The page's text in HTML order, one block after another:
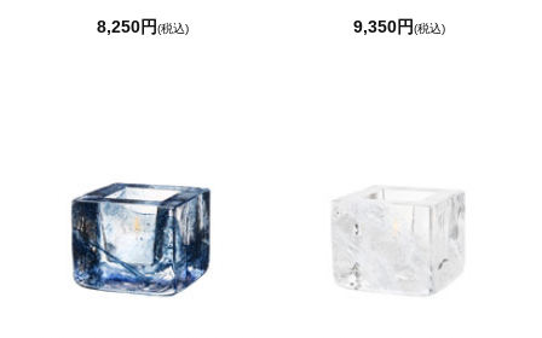
8,250円(税込) 9,350円(税込)